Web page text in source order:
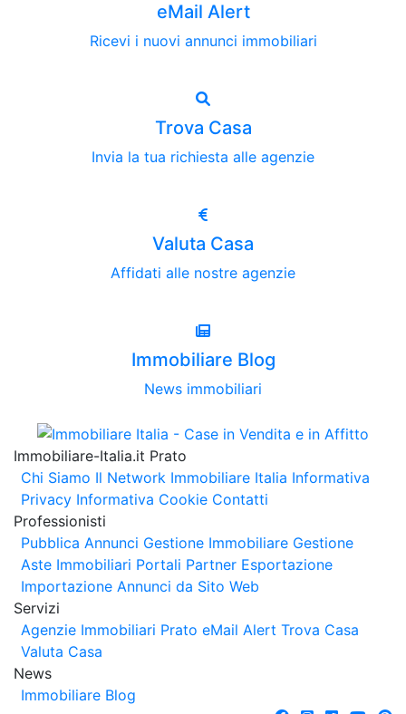
eMail Alert
Ricevi i nuovi annunci immobiliari
Trova Casa
Invia la tua richiesta alle agenzie
Valuta Casa
Affidati alle nostre agenzie
Immobiliare Blog
News immobiliari
Immobiliare-Italia.it Prato
Chi Siamo Il Network Immobiliare Italia Informativa
Privacy Informativa Cookie Contatti
Professionisti
Pubblica Annunci Gestione Immobiliare Gestione
Aste Immobiliari Portali Partner Esportazione
Importazione Annunci da Sito Web
Servizi
Agenzie Immobiliari Prato eMail Alert Trova Casa
Valuta Casa
News
Immobiliare Blog